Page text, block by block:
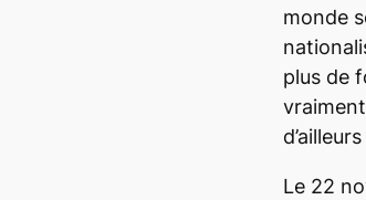
monde
plus de
Le 22